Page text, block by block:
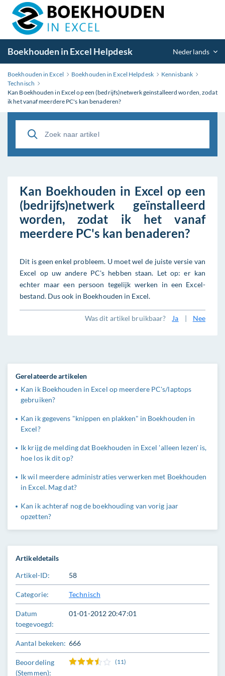
Boekhouden in Excel Helpdesk Nederlands
Boekhouden in Excel Boekhouden in Excel Helpdesk
Kennisbank
Technisch
Kan Boekhouden in Excel op een (bedrijfs)netwerk geïnstalleerd worden, zodat
ik het vanaf meerdere PC's kan benaderen?
Kan Boekhouden in Excel op een
(bedrijfs)netwerk geïnstalleerd
worden, zodat ik het vanaf
meerdere PC's kan benaderen?
Dit is geen enkel probleem. U moet wel de juiste versie van
Excel op uw andere PC's hebben staan. Let op: er kan
echter maar een persoon tegelijk werken in een Excel-
bestand. Dus ook in Boekhouden in Excel.
Was dit artikel bruikbaar? Ja | Nee
Artikeldetails
Artikel-ID: 58
Categorie: Technisch
Datum
toegevoegd:
01-01-2012 20:47:01
Aantal bekeken: 666
Beoordeling
(Stemmen):
(11)
Gerelateerde artikelen
Kan ik Boekhouden in Excel op meerdere PC's/laptops
gebruiken?
Kan ik gegevens "knippen en plakken" in Boekhouden in
Excel?
Ik krijg de melding dat Boekhouden in Excel 'alleen lezen' is,
hoe los ik dit op?
Ik wil meerdere administraties verwerken met Boekhouden
in Excel. Mag dat?
Kan ik achteraf nog de boekhouding van vorig jaar
opzetten?